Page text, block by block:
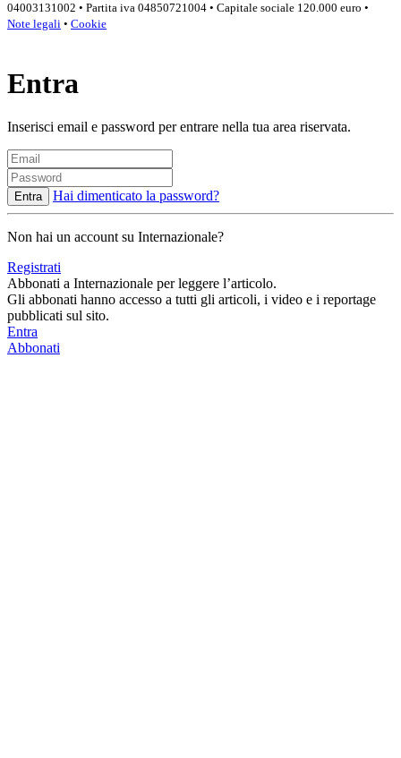
04003131002 • Partita iva 04850721004 • Capitale sociale 120.000 euro •
Note legali • Cookie
Entra
Inserisci email e password per entrare nella tua area riservata.
Entra Hai dimenticato la password?
Non hai un account su Internazionale?
Registrati
Abbonati a Internazionale per leggere l’articolo.
Gli abbonati hanno accesso a tutti gli articoli, i video e i reportage
pubblicati sul sito.
Entra
Abbonati